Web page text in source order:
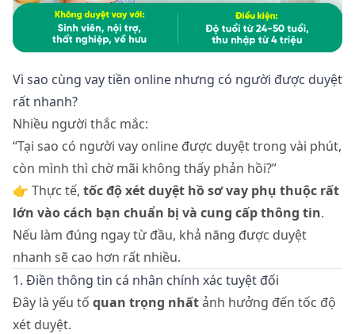
Vì sao cùng vay tiền online nhưng có người được duyệt
rất nhanh?
Nhiều người thắc mắc:
“Tại sao có người vay online được duyệt trong vài phút,
còn mình thì chờ mãi không thấy phản hồi?”
👉 Thực tế, tốc độ xét duyệt hồ sơ vay phụ thuộc rất
lớn vào cách bạn chuẩn bị và cung cấp thông tin.
Nếu làm đúng ngay từ đầu, khả năng được duyệt
nhanh sẽ cao hơn rất nhiều.
1. Điền thông tin cá nhân chính xác tuyệt đối
Đây là yếu tố quan trọng nhấtảnh hưởng đến tốc độ
xét duyệt.